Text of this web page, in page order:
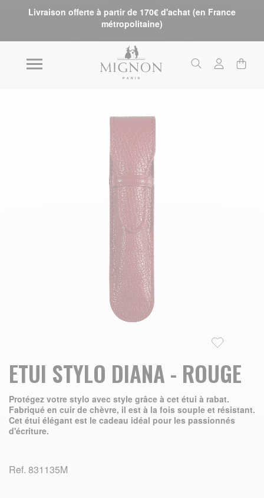
Livraison offerte à partir de 170€ d'achat (en France
métropolitaine)
Skip to the end of the images gallery
ETUI STYLO DIANA - ROUGE
Protégez votre stylo avec style grâce à cet étui à rabat.
Fabriqué en cuir de chèvre, il est à la fois souple et résistant.
Cet étui élégant est le cadeau idéal pour les passionnés
d'écriture.
Ref. 831135M